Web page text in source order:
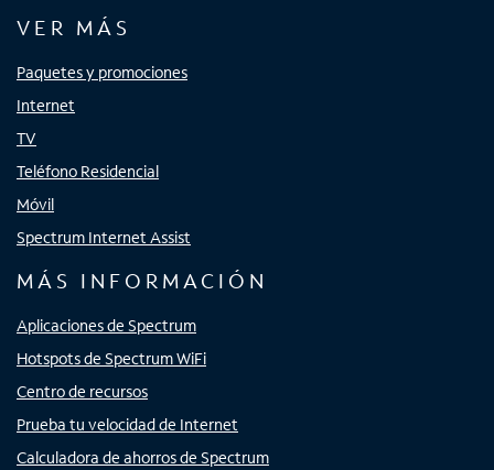
VER MÁS
Paquetes y promociones
Internet
TV
Teléfono Residencial
Móvil
Spectrum Internet Assist
MÁS INFORMACIÓN
Aplicaciones de Spectrum
Hotspots de Spectrum WiFi
Centro de recursos
Prueba tu velocidad de Internet
Calculadora de ahorros de Spectrum